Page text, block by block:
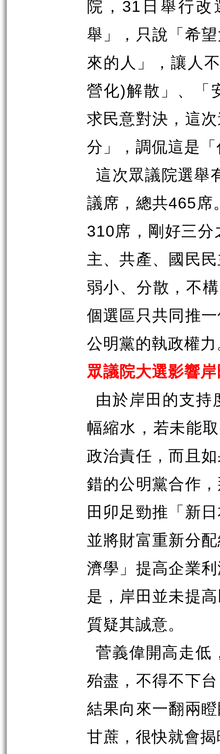
院， 31 日舉行
舉」，只說「希
來的人」，讓人
營化)解散」、「
求民意對決，這
分」，調侃這是
這次眾議院選舉
議席，總共465席
310席，剛好三
主、共產、國民
弱小、分散，不
個選區只共同推
公明黨的執政權力
眾議院大選影響
由於岸田的支持
幅縮水，若未能
政治責任，而且
錯的公明黨合作
田卯足勁推「新
並將財富重新分
濟學」提高企業
是，岸田並未提
質疑其誠意。
菅義偉開高走低
殆盡，不得不下
結果向來一翻兩
甘蔗，很快就會